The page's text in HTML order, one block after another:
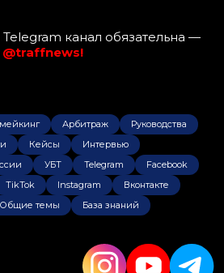
канал обязательна —
@traffnews!
Арбитраж
Руководства
Кейсы
Интервью
УБТ Telegram
Facebook
TikTok Instagram
Вконтакте
Общие темы База знаний